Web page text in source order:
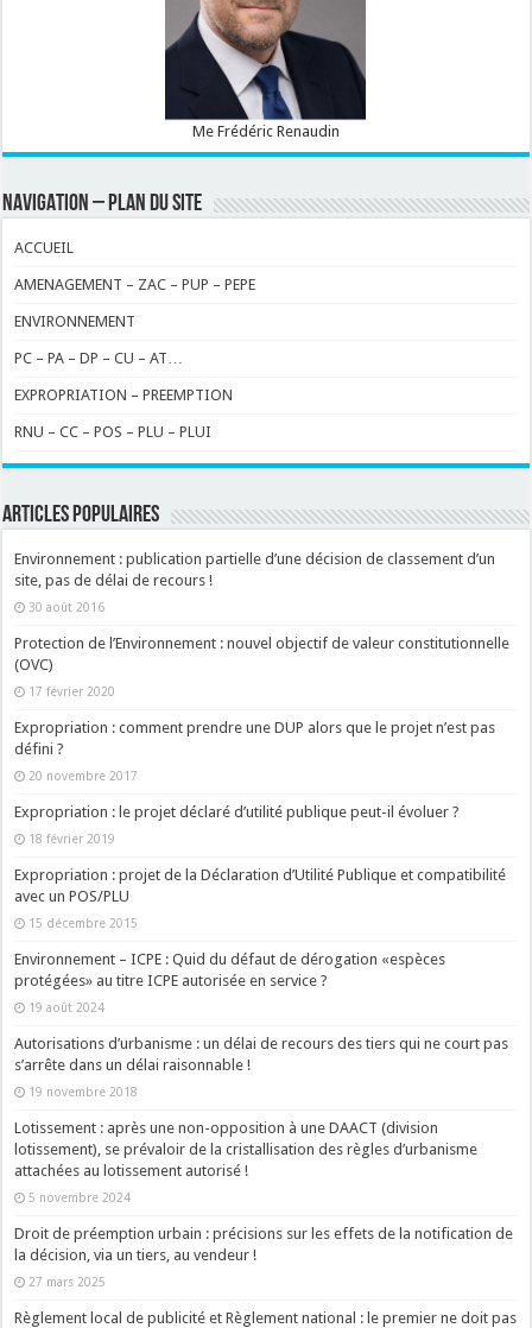
Me Frédéric Renaudin
NAVIGATION – PLAN DU SITE
ACCUEIL
AMENAGEMENT – ZAC – PUP – PEPE
ENVIRONNEMENT
PC – PA – DP – CU – AT…
EXPROPRIATION – PREEMPTION
RNU – CC – POS – PLU – PLUI
ARTICLES POPULAIRES
Environnement : publication partielle d’une décision de classement d’un
site, pas de délai de recours !
30 août 2016
Protection de l’Environnement : nouvel objectif de valeur constitutionnelle
(OVC)
17 février 2020
Expropriation : comment prendre une DUP alors que le projet n’est pas
défini ?
20 novembre 2017
Expropriation : le projet déclaré d’utilité publique peut-il évoluer ?
18 février 2019
Expropriation : projet de la Déclaration d’Utilité Publique et compatibilité
avec un POS/PLU
15 décembre 2015
Environnement – ICPE : Quid du défaut de dérogation «espèces
protégées» au titre ICPE autorisée en service ?
19 août 2024
Autorisations d’urbanisme : un délai de recours des tiers qui ne court pas
s’arrête dans un délai raisonnable !
19 novembre 2018
Lotissement : après une non-opposition à une DAACT (division
lotissement), se prévaloir de la cristallisation des règles d’urbanisme
attachées au lotissement autorisé !
5 novembre 2024
Droit de préemption urbain : précisions sur les effets de la notification de
la décision, via un tiers, au vendeur !
27 mars 2025
Règlement local de publicité et Règlement national : le premier ne doit pas